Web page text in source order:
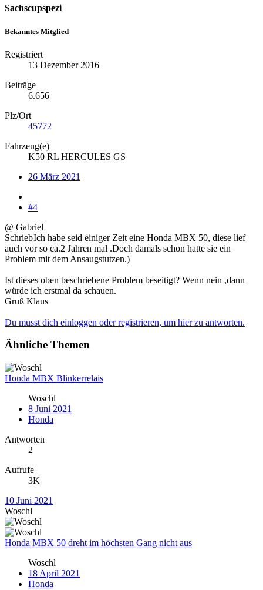
Sachscupspezi
Bekanntes Mitglied
Registriert
13 Dezember 2016
Beiträge
6.656
Plz/Ort
45772
Fahrzeug(e)
K50 RL HERCULES GS
26 März 2021
#4
@ Gabriel
SchriebIch habe seid einiger Zeit eine Honda MBX 50, diese lief
auch vor so ca.2 Jahren mal .Doch damals schon hatte sie ein
Problem mit dem Ansaugstutzen.)
Ist dieses oben beschriebene Problem beseitigt? Wenn nein ,dann
würde ich erstmal da schauen.
Gruß Klaus
Du musst dich einloggen oder registrieren, um hier zu antworten.
Ähnliche Themen
Honda MBX Blinkerrelais
Woschl
8 Juni 2021
Honda
Antworten
2
Aufrufe
3K
10 Juni 2021
Woschl
Honda MBX 50 dreht im höchsten Gang nicht aus
Woschl
18 April 2021
Honda